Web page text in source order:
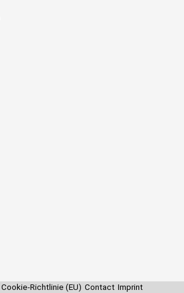
Cookie-Richtlinie (EU) Contact Imprint